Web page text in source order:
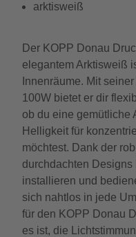
arktisweiß
Der KOPP Donau
elegantem Arktisweiß
Innenräume. Mit
100W bietet er dir
ob du eine gemütliche
Helligkeit für
möchtest. Dank der
durchdachten
installieren und
sich nahtlos in jede
für den KOPP Donau
es ist, die